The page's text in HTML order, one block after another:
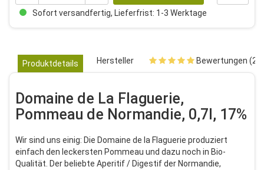
Sofort versandfertig, Lieferfrist: 1-3 Werktage
Produktdetails Hersteller Bewertungen (2)
Domaine de La Flaguerie,
Pommeau de Normandie, 0,7l, 17%
Wir sind uns einig: Die Domaine de la Flaguerie produziert
einfach den leckersten Pommeau und dazu noch in Bio-
Qualität. Der beliebte Aperitif / Digestif der Normandie,